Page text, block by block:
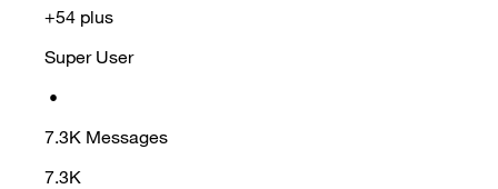
+54 plus
Super User
•
7.3K Messages
7.3K